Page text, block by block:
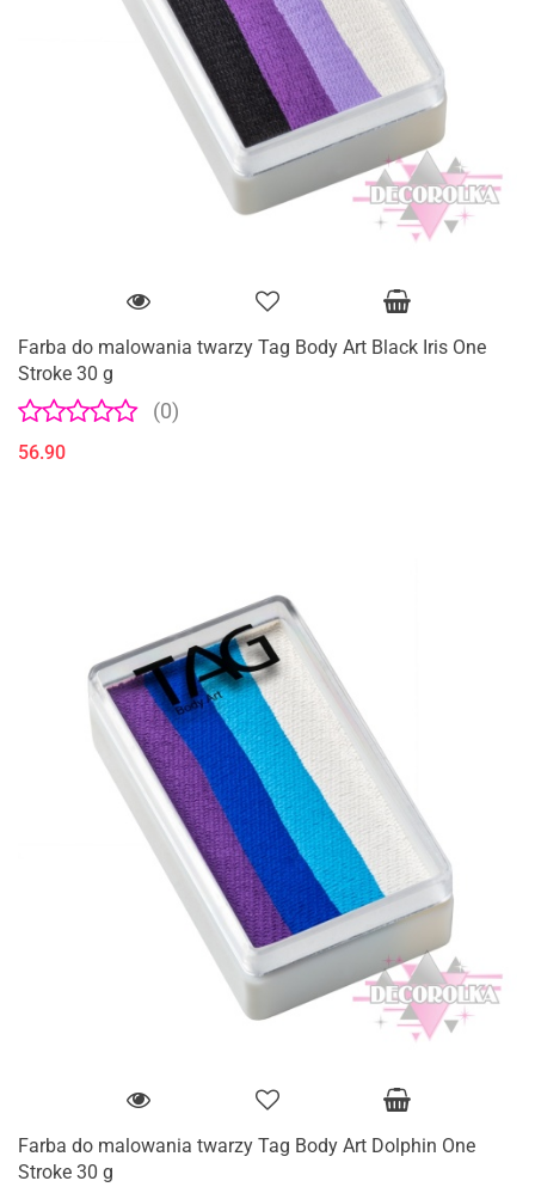
Farba do malowania twarzy Tag Body Art Black Iris One
Stroke 30 g
(0)
56.90
Farba do malowania twarzy Tag Body Art Dolphin One
Stroke 30 g